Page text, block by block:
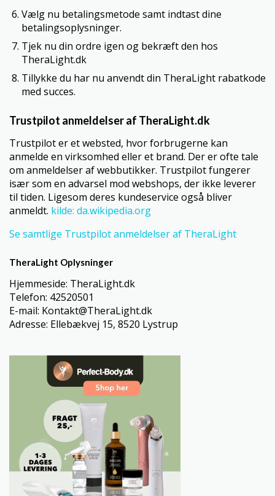
Vælg nu betalingsmetode samt indtast dine
betalingsoplysninger.
Tjek nu din ordre igen og bekræft den hos
TheraLight.dk
Tillykke du har nu anvendt din TheraLight rabatkode
med succes.
Trustpilot anmeldelser af TheraLight.dk
Trustpilot er et websted, hvor forbrugerne kan
anmelde en virksomhed eller et brand. Der er ofte tale
om anmeldelser af webbutikker. Trustpilot fungerer
især som en advarsel mod webshops, der ikke leverer
til tiden. Ligesom deres kundeservice også bliver
anmeldt. kilde: da.wikipedia.org
Se samtlige Trustpilot anmeldelser af TheraLight
TheraLight Oplysninger
Hjemmeside: TheraLight.dk
Telefon: 42520501
E-mail: Kontakt@TheraLight.dk
Adresse: Ellebækvej 15, 8520 Lystrup